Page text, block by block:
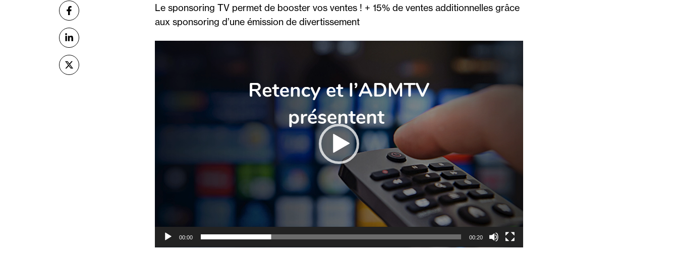
Partager
sur Facebook
sur Linkedin
sur X (Twitter)
Le sponsoring TV permet de booster vos ventes ! + 15% de ventes additionnelles grâce
aux sponsoring d’une émission de divertissement
00:00 00:20